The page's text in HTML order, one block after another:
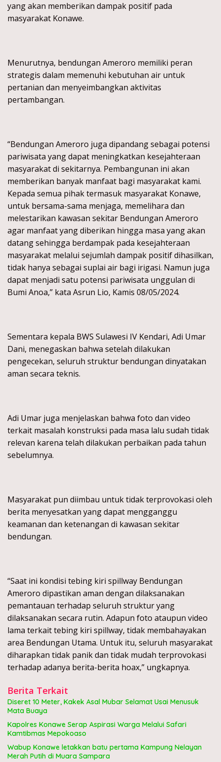
yang akan memberikan dampak positif pada
masyarakat Konawe.
Menurutnya, bendungan Ameroro memiliki peran
strategis dalam memenuhi kebutuhan air untuk
pertanian dan menyeimbangkan aktivitas
pertambangan.
“Bendungan Ameroro juga dipandang sebagai potensi
pariwisata yang dapat meningkatkan kesejahteraan
masyarakat di sekitarnya. Pembangunan ini akan
memberikan banyak manfaat bagi masyarakat kami.
Kepada semua pihak termasuk masyarakat Konawe,
untuk bersama-sama menjaga, memelihara dan
melestarikan kawasan sekitar Bendungan Ameroro
agar manfaat yang diberikan hingga masa yang akan
datang sehingga berdampak pada kesejahteraan
masyarakat melalui sejumlah dampak positif dihasilkan,
tidak hanya sebagai suplai air bagi irigasi. Namun juga
dapat menjadi satu potensi pariwisata unggulan di
Bumi Anoa,” kata Asrun Lio, Kamis 08/05/2024.
Sementara kepala BWS Sulawesi IV Kendari, Adi Umar
Dani, menegaskan bahwa setelah dilakukan
pengecekan, seluruh struktur bendungan dinyatakan
aman secara teknis.
Adi Umar juga menjelaskan bahwa foto dan video
terkait masalah konstruksi pada masa lalu sudah tidak
relevan karena telah dilakukan perbaikan pada tahun
sebelumnya.
Masyarakat pun diimbau untuk tidak terprovokasi oleh
berita menyesatkan yang dapat mengganggu
keamanan dan ketenangan di kawasan sekitar
bendungan.
“Saat ini kondisi tebing kiri spillway Bendungan
Ameroro dipastikan aman dengan dilaksanakan
pemantauan terhadap seluruh struktur yang
dilaksanakan secara rutin. Adapun foto ataupun video
lama terkait tebing kiri spillway, tidak membahayakan
area Bendungan Utama. Untuk itu, seluruh masyarakat
diharapkan tidak panik dan tidak mudah terprovokasi
terhadap adanya berita-berita hoax,” ungkapnya.
Berita Terkait
Diseret 10 Meter, Kakek Asal Mubar Selamat Usai Menusuk
Mata Buaya
Kapolres Konawe Serap Aspirasi Warga Melalui Safari
Kamtibmas Mepokoaso
Wabup Konawe letakkan batu pertama Kampung Nelayan
Merah Putih di Muara Sampara